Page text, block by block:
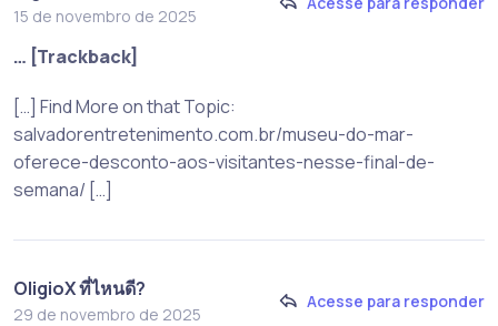
15 de novembro de 2025
… [Trackback]
[…] Find More on that Topic:
salvadorentretenimento.com.br/museu-do-mar-
oferece-desconto-aos-visitantes-nesse-final-de-
semana/ […]
OligioX ที่ไหนดี?
29 de novembro de 2025
Acesse para responder